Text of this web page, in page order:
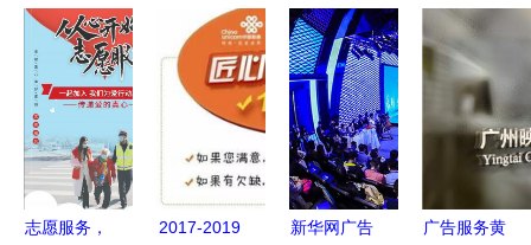
与专业广告
服务全解析
长不得超过
30秒，提升
用户体验成
接全球旅行
者，点亮品
牌旅程
度报告 洞
见行业趋
势，赋能商
业增长
志愿服务，
2017-2019
新华网广告
广告服务黄